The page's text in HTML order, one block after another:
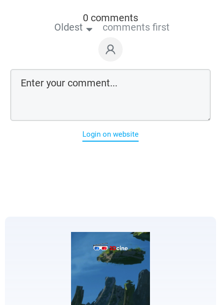
0 comments
Oldest comments first
Login on website